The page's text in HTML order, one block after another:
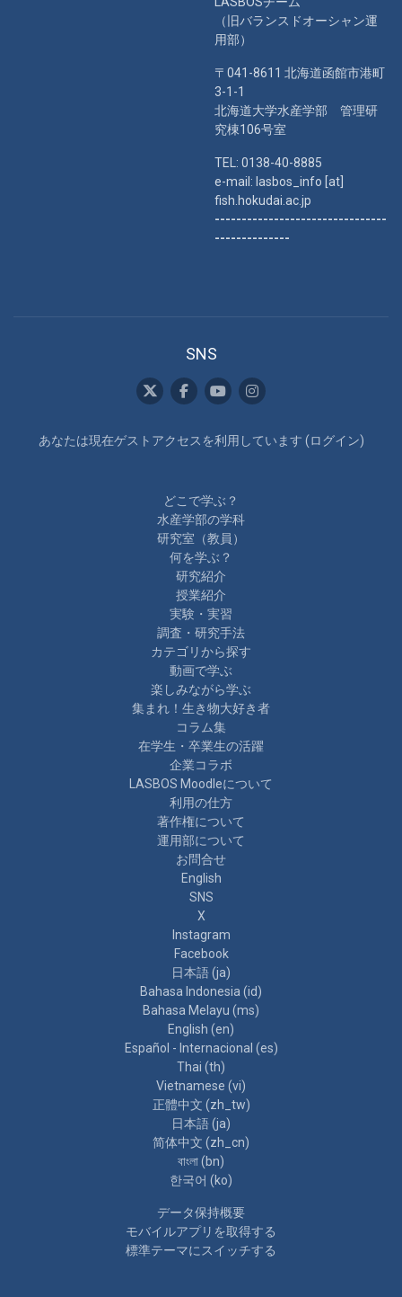
（旧バランスドオーシャン運
用部）
〒041-8611 北海道函館市港町
3-1-1
北海道大学水産学部 管理研
究棟106号室
TEL: 0138-40-8885
e-mail: lasbos_info [at]
fish.hokudai.ac.jp
--------------------------------
--------------
SNS
あなたは現在ゲストアクセスを利用しています (ログイン)
どこで学ぶ？
水産学部の学科
研究室（教員）
何を学ぶ？
研究紹介
授業紹介
実験・実習
調査・研究手法
カテゴリから探す
動画で学ぶ
楽しみながら学ぶ
集まれ！生き物大好き者
コラム集
在学生・卒業生の活躍
企業コラボ
LASBOS Moodleについて
利用の仕方
著作権について
運用部について
お問合せ
English
SNS
X
Instagram
Facebook
日本語 ‎(ja)‎
Bahasa Indonesia ‎(id)‎
Bahasa Melayu ‎(ms)‎
English ‎(en)‎
Español - Internacional ‎(es)‎
Thai ‎(th)‎
Vietnamese ‎(vi)‎
正體中文 ‎(zh_tw)‎
日本語 ‎(ja)‎
简体中文 ‎(zh_cn)‎
বাংলা ‎(bn)‎
한국어 ‎(ko)‎
データ保持概要
モバイルアプリを取得する
標準テーマにスイッチする